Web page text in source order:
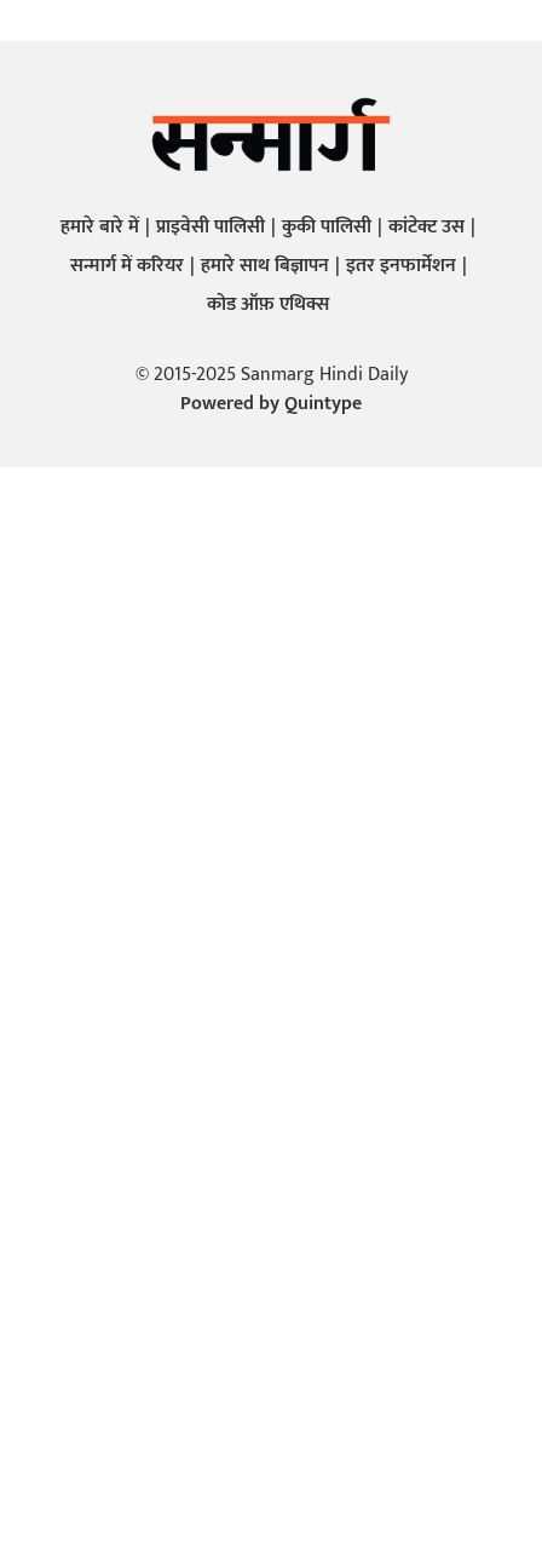
हमारे बारे में प्राइवेसी पालिसी कुकी पालिसी कांटेक्ट उस
सन्मार्ग में करियर हमारे साथ बिज्ञापन इतर इनफार्मेशन
कोड ऑफ़ एथिक्स
© 2015-2025 Sanmarg Hindi Daily
Powered byQuintype